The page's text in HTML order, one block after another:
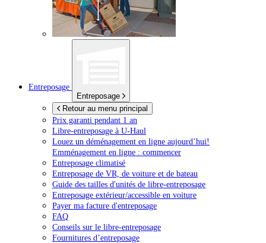
Entreposage
Entreposage
Retour au menu principal
Prix garanti pendant 1 an
Libre-entreposage à U-Haul
Louez un déménagement en ligne aujourd’hui!
Emménagement en ligne : commencer
Entreposage climatisé
Entreposage de VR, de voiture et de bateau
Guide des tailles d'unités de libre-entreposage
Entreposage extérieur/accessible en voiture
Payer ma facture d'entreposage
FAQ
Conseils sur le libre-entreposage
Fournitures d’entreposage